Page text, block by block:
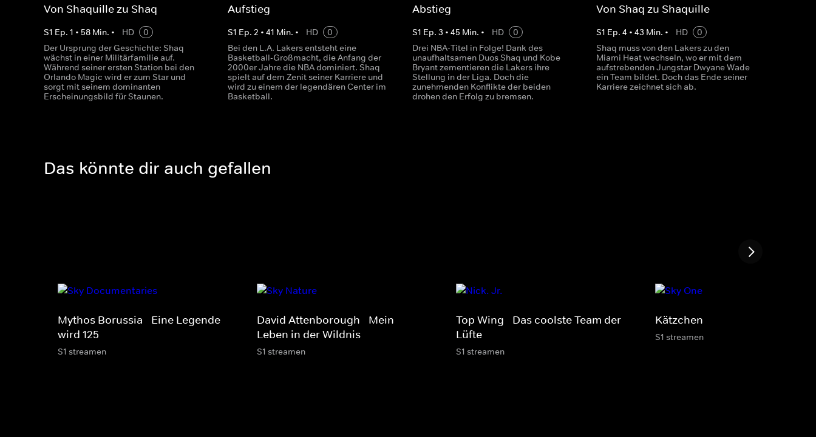
Von Shaquille zu Shaq
S1 Ep. 1 • 58 Min. • HD
0
Der Ursprung der Geschichte: Shaq
wächst in einer Militärfamilie auf.
Während seiner ersten Station bei den
Orlando Magic wird er zum Star und
sorgt mit seinem dominanten
Erscheinungsbild für Staunen.
Aufstieg
S1 Ep.2 •41 Min. • HD
0
Bei den L.A. Lakers entsteht eine
Basketball-Großmacht, die Anfang der
2000er Jahre die NBA dominiert. Shaq
spielt auf dem Zenit seiner Karriere und
wird zu einem der legendären Center im
Basketball.
Abstieg
S1 Ep. 3 • 45 Min. • HD
0
Drei NBA-Titel in Folge! Dank des
unaufhaltsamen Duos Shaq und Kobe
Bryant zementieren die Lakers ihre
Stellung in der Liga. Doch die
zunehmenden Konflikte der beiden
drohen den Erfolg zu bremsen.
Von Shaq zu Shaquille
S1 Ep. 4 • 43 Min. • HD
0
Shaq muss von den Lakers zu den
Miami Heat wechseln, wo er mit dem
aufstrebenden Jungstar Dwyane Wade
ein Team bildet. Doch das Ende seiner
Karriere zeichnet sich ab.
Das könnte dir auch gefallen
Mythos Borussia - Eine Legende
wird 125
S1 streamen
David Attenborough - Mein
Leben in der Wildnis
S1 streamen
Top Wing - Das coolste Team der
Lüfte
S1 streamen
Kätzchen
S1 streamen